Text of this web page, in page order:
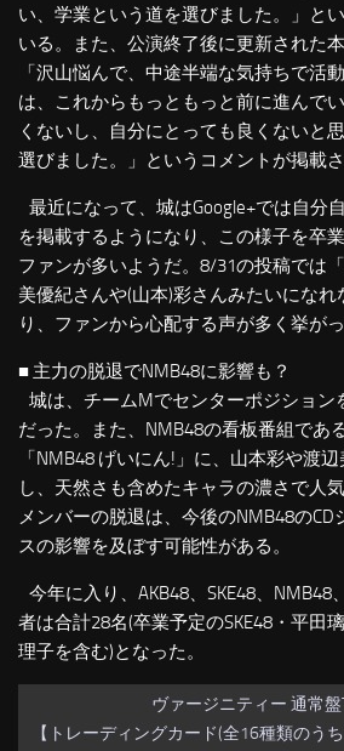
い、学業という道を選びました。」と
いる。また、公演終了後に更新された
「沢山悩んで、中途半端な気持ちで活
は、これからもっともっと前に進んで
くないし、自分にとっても良くないと
選びました。」というコメントが掲載さ
最近になって、城はGoogle+では自分
を掲載するようになり、この様子を卒
ファンが多いようだ。8/31の投稿では
美優紀さんや(山本)彩さんみたいにな
り、ファンから心配する声が多く挙がっ
■ 主力の脱退でNMB48に影響も？
城は、チームMでセンターポジション
だった。また、NMB48の看板番組であ
「NMB48 げいにん!」に、山本彩や渡
し、天然さも含めたキャラの濃さで人
メンバーの脱退は、今後のNMB48の
スの影響を及ぼす可能性がある。
今年に入り、AKB48、SKE48、NMB48
者は合計28名(卒業予定のSKE48・平田
理子を含む)となった。
ヴァージニティー 通常盤
【トレーディングカード(全16種類のう